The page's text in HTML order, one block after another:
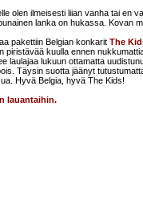
olen ilmeisesti liian vanha tai en
lanka on hukassa. Kovan
pakettiin Belgian konkarit The
piristävää kuulla ennen
laulajaa lukuun ottamatta
Täysin suotta jäänyt
Hyvä Belgia, hyvä The Kids!
lauantaihin.